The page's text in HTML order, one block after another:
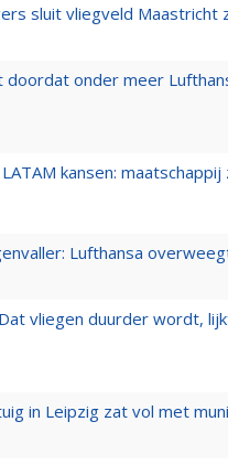
sluit vliegveld Maastricht
onder meer
kansen:
Lufthansa
vliegen duurder wordt,
in Leipzig zat vol met